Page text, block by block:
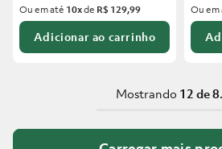
Ou em até 10xde R$ 129,99
Adicionar ao carrinho
Ou em
Mostrando 12 de